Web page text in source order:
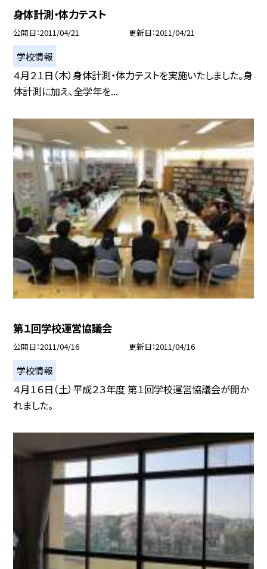
身体計測・体力テスト
公開日 2011/04/21 更新日 2011/04/21
学校情報
４月２１日（木）身体計測・体力テストを実施いたしました。身
体計測に加え、全学年を...
第１回学校運営協議会
公開日 2011/04/16 更新日 2011/04/16
学校情報
４月１６日（土）平成２３年度 第１回学校運営協議会が開か
れました。